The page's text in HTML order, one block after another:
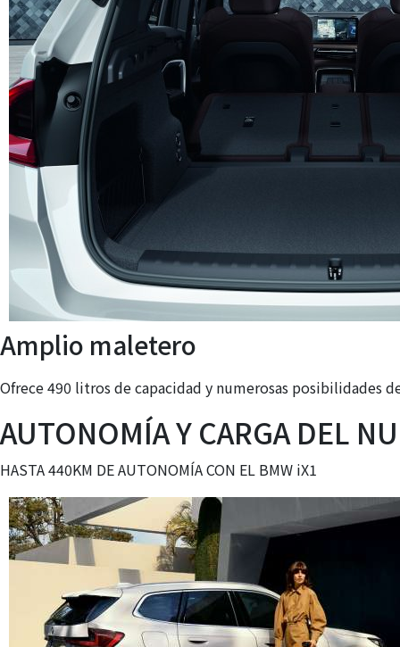
Amplio maletero
Ofrece 490 litros de capacidad y numerosas posibilidades
AUTONOMÍA Y CARGA DEL
HASTA 440KM DE AUTONOMÍA CON EL BMW iX1